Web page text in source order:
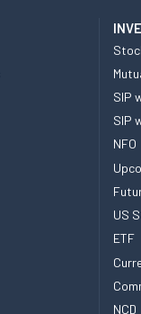
SIP
SIP
NFO
US
ETF
NCD